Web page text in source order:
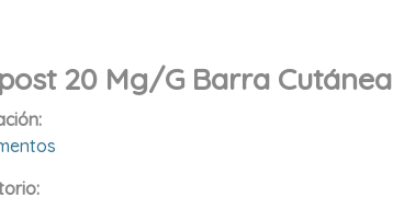
20 Mg/g Barra Cutánea